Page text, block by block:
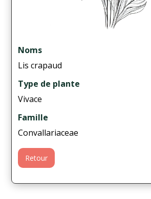
Noms
Lis crapaud
Type de plante
Vivace
Famille
Convallariaceae
Retour